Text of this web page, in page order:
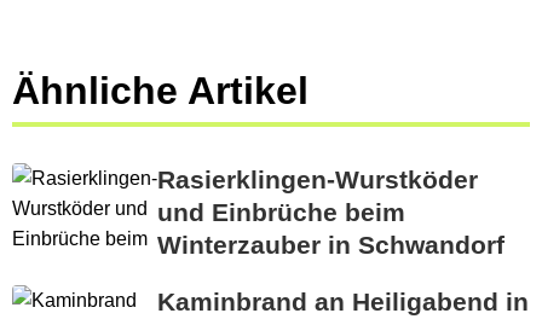
Ähnliche Artikel
Rasierklingen-Wurstköder
und Einbrüche beim
Winterzauber in Schwandorf
Kaminbrand an Heiligabend in